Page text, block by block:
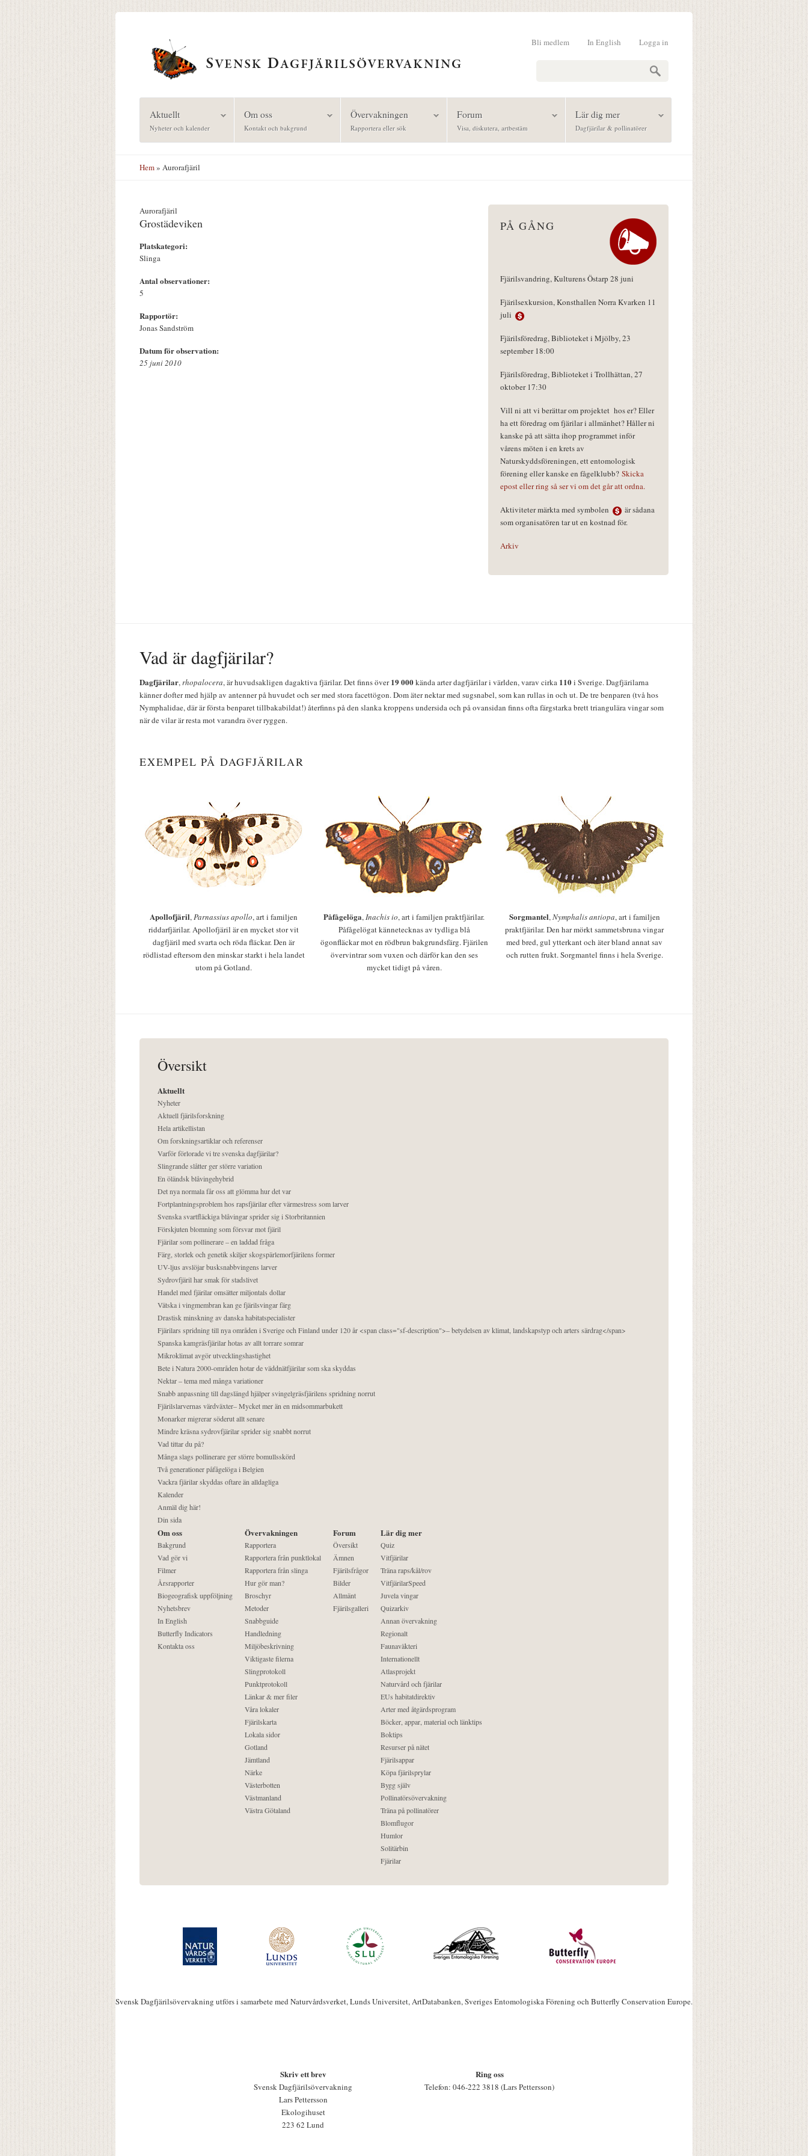
Logga in
In English
Bli medlem
Aktuellt
Nyheter och kalender
Om oss
Kontakt och bakgrund
Övervakningen
Rapportera eller sök
Forum
Visa, diskutera, artbestäm
Lär dig mer
Dagfjärilar & pollinatörer
Hem» Aurorafjäril
Aurorafjäril
Grostädeviken
Platskategori:
Slinga
Antal observationer:
5
Rapportör:
Jonas Sandström
Datum för observation:
25 juni 2010
PÅ GÅNG
Fjärilsvandring, Kulturens Östarp 28 juni
Fjärilsexkursion, Konsthallen Norra Kvarken 11
juli
Fjärilsföredrag, Biblioteket i Mjölby, 23
september 18:00
Fjärilsföredrag, Biblioteket i Trollhättan, 27
oktober 17:30
Vill ni att vi berättar om projektet hos er? Eller
ha ett föredrag om fjärilar i allmänhet? Håller ni
kanske på att sätta ihop programmet inför
vårens möten i en krets av
Naturskyddsföreningen, ett entomologisk
förening eller kanske en fågelklubb? Skicka
epost eller ring så ser vi om det går att ordna.
Aktiviteter märkta med symbolen
är sådana
som organisatören tar ut en kostnad för.
Arkiv
Vad är dagfjärilar?
Dagfjärilar,rhopalocera, är huvudsakligen dagaktiva fjärilar. Det finns över19 000kända arter dagfjärilar i världen, varav cirka 110i Sverige. Dagfjärilarna
känner dofter med hjälp av antenner på huvudet och ser med stora facettögon. Dom äter nektar med sugsnabel, som kan rullas in och ut. De tre benparen (två hos
Nymphalidae, där är första benparet tillbakabildat!) återfinns på den slanka kroppens undersida och på ovansidan finns ofta färgstarka brett triangulära vingar som
när de vilar är resta mot varandra över ryggen.
EXEMPEL PÅ DAGFJÄRILAR
Apollofjäril,Parnassius apollo, art i familjen
riddarfjärilar. Apollofjäril är en mycket stor vit
dagfjäril med svarta och röda fläckar. Den är
rödlistad eftersom den minskar starkt i hela landet
utom på Gotland.
Påfågelöga,Inachis io, art i familjen praktfjärilar.
Påfågelögat kännetecknas av tydliga blå
ögonfläckar mot en rödbrun bakgrundsfärg. Fjärilen
övervintrar som vuxen och därför kan den ses
mycket tidigt på våren.
Sorgmantel,Nymphalis antiopa, art i familjen
praktfjärilar. Den har mörkt sammetsbruna vingar
med bred, gul ytterkant och äter bland annat sav
och rutten frukt. Sorgmantel finns i hela Sverige.
Översikt
Aktuellt
Nyheter
Aktuell fjärilsforskning
Hela artikellistan
Om forskningsartiklar och referenser
Varför förlorade vi tre svenska dagfjärilar?
Slingrande slåtter ger större variation
En öländsk blåvingehybrid
Det nya normala får oss att glömma hur det var
Fortplantningsproblem hos rapsfjärilar efter värmestress som larver
Svenska svartfläckiga blåvingar sprider sig i Storbritannien
Förskjuten blomning som försvar mot fjäril
Fjärilar som pollinerare – en laddad fråga
Färg, storlek och genetik skiljer skogspärlemorfjärilens former
UV-ljus avslöjar busksnabbvingens larver
Sydrovfjäril har smak för stadslivet
Handel med fjärilar omsätter miljontals dollar
Vätska i vingmembran kan ge fjärilsvingar färg
Drastisk minskning av danska habitatspecialister
Fjärilars spridning till nya områden i Sverige och Finland under 120 år <span class="sf-description">– betydelsen av klimat, landskapstyp och arters särdrag</span>
Spanska kamgräsfjärilar hotas av allt torrare somrar
Mikroklimat avgör utvecklingshastighet
Bete i Natura 2000-områden hotar de väddnätfjärilar som ska skyddas
Nektar – tema med många variationer
Snabb anpassning till dagslängd hjälper svingelgräsfjärilens spridning norrut
Fjärilslarvernas värdväxter– Mycket mer än en midsommarbukett
Monarker migrerar söderut allt senare
Mindre kräsna sydrovfjärilar sprider sig snabbt norrut
Vad tittar du på?
Många slags pollinerare ger större bomullsskörd
Två generationer påfågelöga i Belgien
Vackra fjärilar skyddas oftare än alldagliga
Kalender
Anmäl dig här!
Din sida
Om oss
Bakgrund
Vad gör vi
Filmer
Årsrapporter
Biogeografisk uppföljning
Nyhetsbrev
In English
Butterfly Indicators
Kontakta oss
Övervakningen
Rapportera
Rapportera från punktlokal
Rapportera från slinga
Hur gör man?
Broschyr
Metoder
Snabbguide
Handledning
Miljöbeskrivning
Viktigaste filerna
Slingprotokoll
Punktprotokoll
Länkar & mer filer
Våra lokaler
Fjärilskarta
Lokala sidor
Gotland
Jämtland
Närke
Västerbotten
Västmanland
Västra Götaland
Forum
Översikt
Ämnen
Fjärilsfrågor
Bilder
Allmänt
Fjärilsgalleri
Lär dig mer
Quiz
Vitfjärilar
Träna raps/kål/rov
VitfjärilarSpeed
Juvela vingar
Quizarkiv
Annan övervakning
Regionalt
Faunaväkteri
Internationellt
Atlasprojekt
Naturvård och fjärilar
EUs habitatdirektiv
Arter med åtgärdsprogram
Böcker, appar, material och länktips
Boktips
Resurser på nätet
Fjärilsappar
Köpa fjärilsprylar
Bygg själv
Pollinatörsövervakning
Träna på pollinatörer
Blomflugor
Humlor
Solitärbin
Fjärilar
Svensk Dagfjärilsövervakning utförs i samarbete med Naturvårdsverket, Lunds Universitet, ArtDatabanken, Sveriges Entomologiska Förening och Butterfly Conservation Europe.
Skriv ett brev
Svensk Dagfjärilsövervakning
Lars Pettersson
Ekologihuset
223 62 Lund
Ring oss
Telefon: 046-222 3818 (Lars Pettersson)